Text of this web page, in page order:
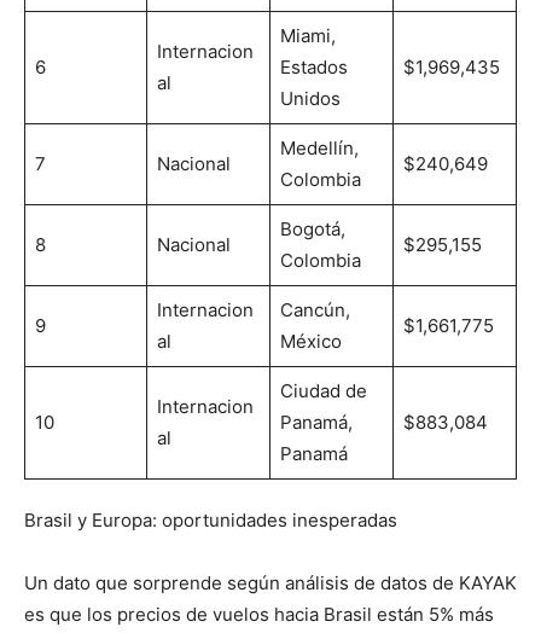
6
Internacion
al
Miami,
Estados
Unidos
$1,969,435
7 Nacional
Medellín,
Colombia
$240,649
8 Nacional
Bogotá,
Colombia
$295,155
9
Internacion
al
Cancún,
México
$1,661,775
10
Internacion
al
Ciudad de
Panamá,
Panamá
$883,084
Brasil y Europa: oportunidades inesperadas
Un dato que sorprende según análisis de datos de KAYAK
es que los precios de vuelos hacia Brasil están 5% más